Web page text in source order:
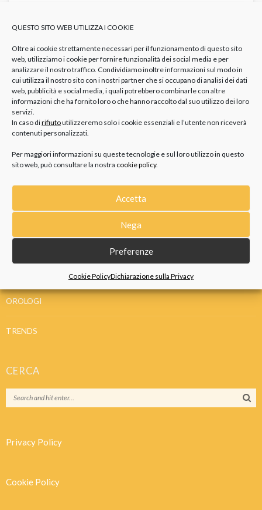
QUESTO SITO WEB UTILIZZA I COOKIE
Oltre ai cookie strettamente necessari per il funzionamento di questo sito
web, utilizziamo i cookie per fornire funzionalità dei social media e per
analizzare il nostro traffico. Condividiamo inoltre informazioni sul modo in
cui utilizza il nostro sito con i nostri partner che si occupano di analisi dei dati
web, pubblicità e social media, i quali potrebbero combinarle con altre
informazioni che ha fornito loro o che hanno raccolto dal suo utilizzo dei loro
servizi.
In caso dirifiutoutilizzeremo solo i cookie essenziali e l’utente non riceverà
contenuti personalizzati.
Per maggiori informazioni su queste tecnologie e sul loro utilizzo in questo
sito web, può consultare la nostra cookie policy.
Accetta
Nega
Preferenze
Cookie PolicyDichiarazione sulla Privacy
PER PROTEGGERLI DA UMIDITÀ, SABBIA E
GIOIELLI Come Pulire Gioielli Ossidati
Gioielli Al Mare Consigli
Gioielli In Estate
Protezione Gioielli Umidità E Gioielli
Ci si accorge della bellezza di un gioiello non soltanto quando
lo si indossa, ma anche - e soprattutto...
GIOIELLI
OROLOGI
TRENDS
CERCA
Privacy Policy
Cookie Policy